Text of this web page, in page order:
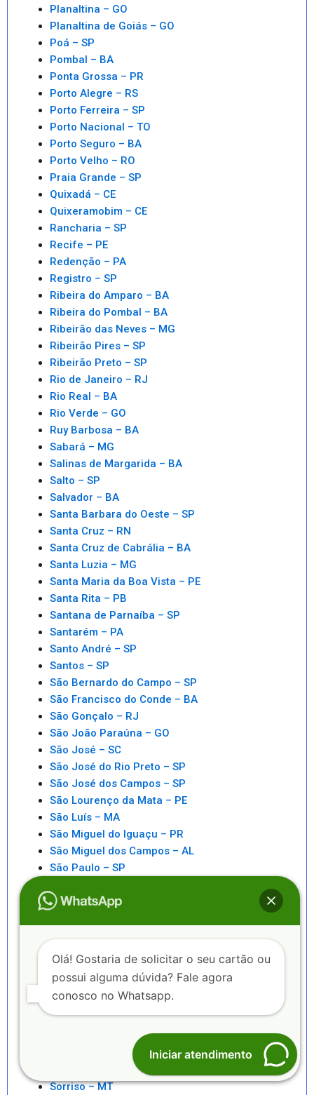
Planaltina – GO
Planaltina de Goiás – GO
Poá – SP
Pombal – BA
Ponta Grossa – PR
Porto Alegre – RS
Porto Ferreira – SP
Porto Nacional – TO
Porto Seguro – BA
Porto Velho – RO
Praia Grande – SP
Quixadá – CE
Quixeramobim – CE
Rancharia – SP
Recife – PE
Redenção – PA
Registro – SP
Ribeira do Amparo – BA
Ribeira do Pombal – BA
Ribeirão das Neves – MG
Ribeirão Pires – SP
Ribeirão Preto – SP
Rio de Janeiro – RJ
Rio Real – BA
Rio Verde – GO
Ruy Barbosa – BA
Sabará – MG
Salinas de Margarida – BA
Salto – SP
Salvador – BA
Santa Barbara do Oeste – SP
Santa Cruz – RN
Santa Cruz de Cabrália – BA
Santa Luzia – MG
Santa Maria da Boa Vista – PE
Santa Rita – PB
Santana de Parnaíba – SP
Santarém – PA
Santo André – SP
Santos – SP
São Bernardo do Campo – SP
São Francisco do Conde – BA
São Gonçalo – RJ
São João Paraúna – GO
São José – SC
São José do Rio Preto – SP
São José dos Campos – SP
São Lourenço da Mata – PE
São Luís – MA
São Miguel do Iguaçu – PR
São Miguel dos Campos – AL
São Paulo – SP
São Sebastiao – SP
Senhor do Bonfim – BA
Serra – ES
Serrinha – BA
Sete Lagoas – MG
Sorriso – MT
Olá! Gostaria de solicitar o seu cartão ou
possui alguma dúvida? Fale agora
conosco no Whatsapp.
Iniciar atendimento